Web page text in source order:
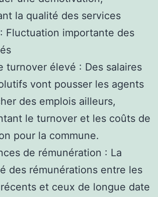
la qualité des services
Fluctuation importante des
turnover élevé : Des salaires
vont pousser les agents
des emplois ailleurs,
le turnover et les coûts de
pour la commune.
de rémunération : La
des rémunérations entre les
et ceux de longue date